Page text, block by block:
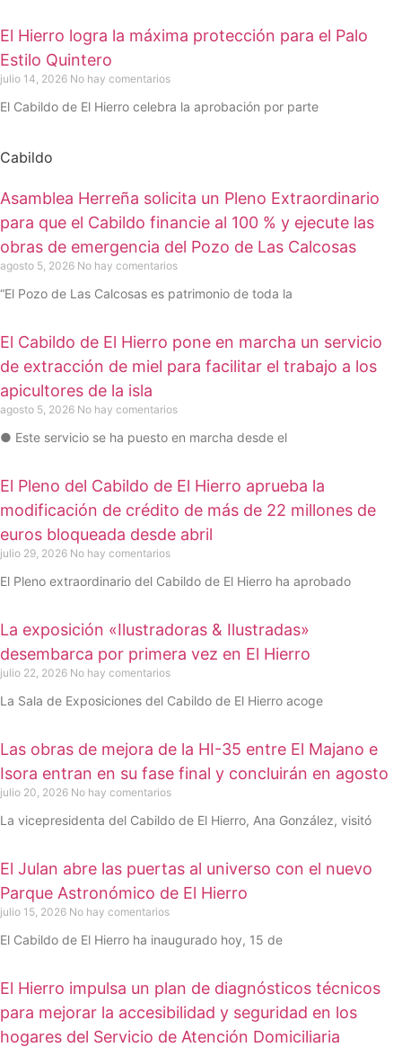
El Hierro logra la máxima protección para el Palo
Estilo Quintero
julio 14, 2026 No hay comentarios
El Cabildo de El Hierro celebra la aprobación por parte
Cabildo
Asamblea Herreña solicita un Pleno Extraordinario
para que el Cabildo financie al 100 % y ejecute las
obras de emergencia del Pozo de Las Calcosas
agosto 5, 2026 No hay comentarios
“El Pozo de Las Calcosas es patrimonio de toda la
El Cabildo de El Hierro pone en marcha un servicio
de extracción de miel para facilitar el trabajo a los
apicultores de la isla
agosto 5, 2026 No hay comentarios
● Este servicio se ha puesto en marcha desde el
El Pleno del Cabildo de El Hierro aprueba la
modificación de crédito de más de 22 millones de
euros bloqueada desde abril
julio 29, 2026 No hay comentarios
El Pleno extraordinario del Cabildo de El Hierro ha aprobado
La exposición «Ilustradoras & Ilustradas»
desembarca por primera vez en El Hierro
julio 22, 2026 No hay comentarios
La Sala de Exposiciones del Cabildo de El Hierro acoge
Las obras de mejora de la HI-35 entre El Majano e
Isora entran en su fase final y concluirán en agosto
julio 20, 2026 No hay comentarios
La vicepresidenta del Cabildo de El Hierro, Ana González, visitó
El Julan abre las puertas al universo con el nuevo
Parque Astronómico de El Hierro
julio 15, 2026 No hay comentarios
El Cabildo de El Hierro ha inaugurado hoy, 15 de
El Hierro impulsa un plan de diagnósticos técnicos
para mejorar la accesibilidad y seguridad en los
hogares del Servicio de Atención Domiciliaria